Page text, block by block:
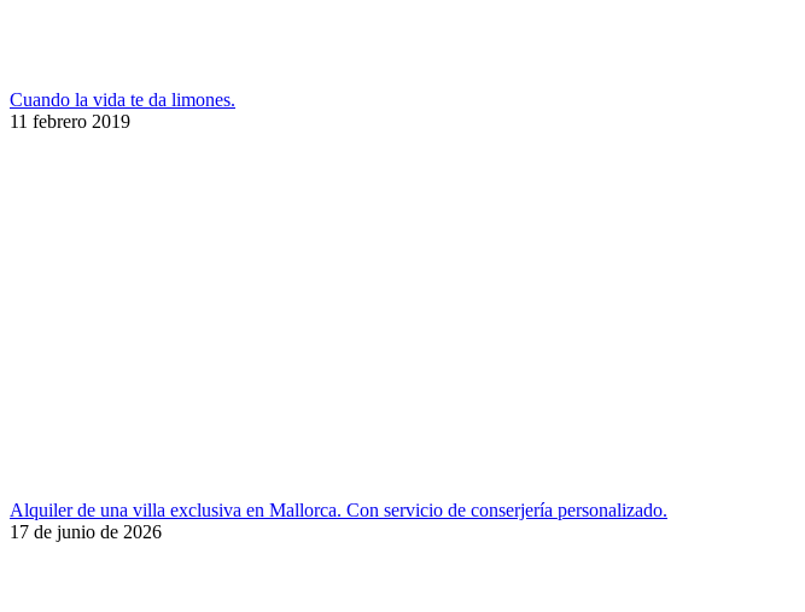
Cuando la vida te da limones.
11 febrero 2019
Alquiler de una villa exclusiva en Mallorca. Con servicio de conserjería personalizado.
17 de junio de 2026